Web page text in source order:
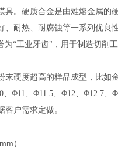
具。硬质合金是由难熔金属
、耐热、耐腐蚀等一系列优
“工业牙齿"，用于制造切削
末硬度超高的样品成型，比
Φ11、Φ11.5、Φ12、Φ12.7
户需求定做。